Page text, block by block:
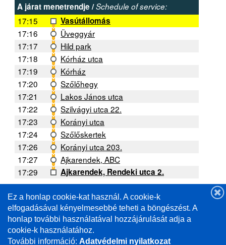
A járat menetrendje /Schedule of service:
17:15
Vasútállomás
17:16
Üveggyár
17:17
Hild park
17:18
Kórház utca
17:19
Kórház
17:20
Szőlőhegy
17:21
Lakos János utca
17:22
Szilvágyi utca 22.
17:23
Korányi utca
17:24
Szőlőskertek
17:26
Korányi utca 203.
17:27
Ajkarendek, ABC
17:29
Ajkarendek, Rendeki utca 2.
A forgalmi helyzettől függően a menetrendtől való
eltérés lehetséges. /
Deviations from the schedule are possible depending
on the traffic situation.
Ez a honlap cookie-kat használ. A cookie-k
elfogadásával kényelmesebbé teheti a böngészést. A
honlap további használatával hozzájárulását adja a
cookie-k használatához.
További információ: Adatvédelmi nyilatkozat